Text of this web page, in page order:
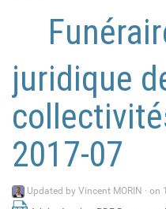
juridique
2017-07
Updated by Vincent MORIN · on